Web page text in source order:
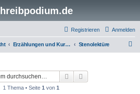
Anmelden
Registrieren
Erzählungen und Kurzgeschichten Stenolektüre
Suche
1 Thema • Seite 1 von 1